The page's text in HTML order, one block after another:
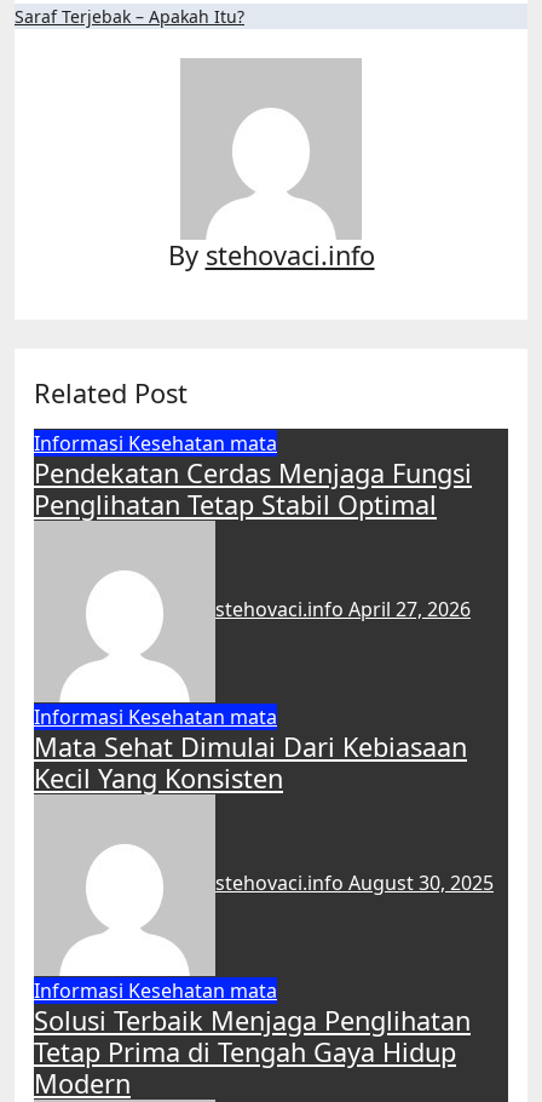
Post
Saraf Terjebak – Apakah Itu?
By stehovaci.info
Related Post
Informasi Kesehatan mata
Pendekatan Cerdas Menjaga Fungsi
Penglihatan Tetap Stabil Optimal
stehovaci.info April 27, 2026
Informasi Kesehatan mata
Mata Sehat Dimulai Dari Kebiasaan
Kecil Yang Konsisten
stehovaci.info August 30, 2025
Informasi Kesehatan mata
Solusi Terbaik Menjaga Penglihatan
Tetap Prima di Tengah Gaya Hidup
Modern